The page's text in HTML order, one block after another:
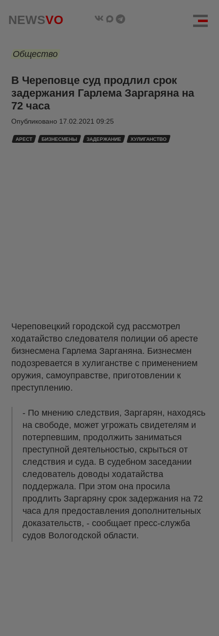
NEWSVO
Общество
В Череповце суд продлил срок
задержания Гарлема Заргаряна на
72 часа
Опубликовано 17.02.2021 09:25
АРЕСТ БИЗНЕСМЕНЫ ЗАДЕРЖАНИЕ ХУЛИГАНСТВО
Череповецкий городской суд рассмотрел
ходатайство следователя полиции об аресте
бизнесмена Гарлема Зарганяна. Бизнесмен
подозревается в хулиганстве с применением
оружия, самоуправстве, приготовлении к
преступлению.
- По мнению следствия, Заргарян, находясь
на свободе, может угрожать свидетелям и
потерпевшим, продолжить заниматься
преступной деятельностью, скрыться от
следствия и суда. В судебном заседании
следователь доводы ходатайства
поддержала. При этом она просила
продлить Заргаряну срок задержания на 72
часа для предоставления дополнительных
доказательств, - сообщает пресс-служба
судов Вологодской области.